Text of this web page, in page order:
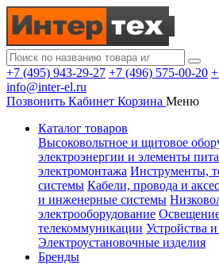
+7 (495) 943-29-27 +7 (496) 575-00-20
info@inter-el.ru
Позвонить Кабинет Корзина Меню
Каталог товаров
Высоковольтное и щитовое
электроэнергии и элементы
электромонтажа Инструменты,
системы Кабели, провода и
и инженерные системы
электрооборудование
телекоммуникации Устройства
Электроустановочные изделия
Бренды